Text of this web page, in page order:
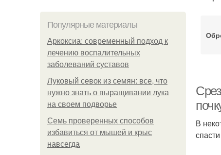
Популярные материалы
Аркоксиа: современный подход к
лечению воспалительных
заболеваний суставов
Луковый севок из семян: все, что
нужно знать о выращивании лука
на своем подворье
Семь проверенных способов
избавиться от мышей и крыс
навсегда
В